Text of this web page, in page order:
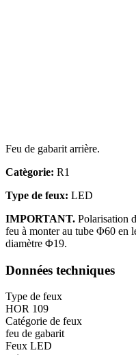
Feu de gabarit arrière.
Catègorie: R1
Type de feux: LED
IMPORTANT. Polarisation
feu à monter au tube Φ60 en
diamètre Φ19.
Données techniques
Type de feux
HOR 109
Catégorie de feux
feu de gabarit
Feux LED